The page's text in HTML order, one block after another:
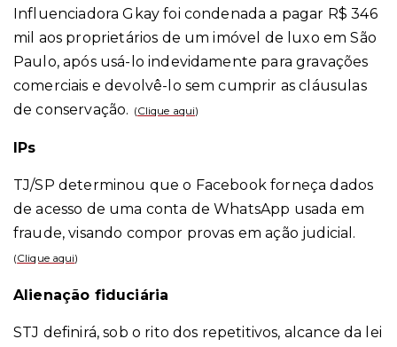
Influenciadora Gkay foi condenada a pagar R$ 346
mil aos proprietários de um imóvel de luxo em São
Paulo, após usá-lo indevidamente para gravações
comerciais e devolvê-lo sem cumprir as cláusulas
de conservação. (Clique aqui)
IPs
TJ/SP determinou que o Facebook forneça dados
de acesso de uma conta de WhatsApp usada em
fraude, visando compor provas em ação judicial.
(Clique aqui)
Alienação fiduciária
STJ definirá, sob o rito dos repetitivos, alcance da lei